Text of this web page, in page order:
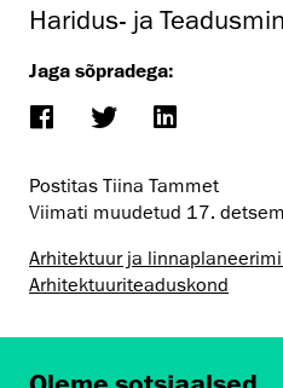
Haridus- ja
Jaga sõpradega:
Postitas Tiina Tammet
Viimati muudetud 17.
Arhitektuur ja
Arhitektuuri­teaduskond